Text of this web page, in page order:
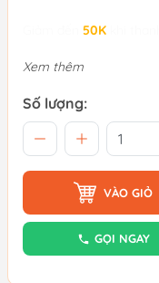
50K
Xem thêm
Số lượng:
VÀO GIỎ
GỌI NGAY